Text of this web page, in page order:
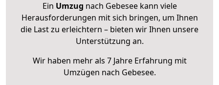
Ein Umzug nach Gebesee kann viele
Herausforderungen mit sich bringen, um Ihnen
die Last zu erleichtern – bieten wir Ihnen unsere
Unterstützung an.
Wir haben mehr als 7 Jahre Erfahrung mit
Umzügen nach Gebesee.